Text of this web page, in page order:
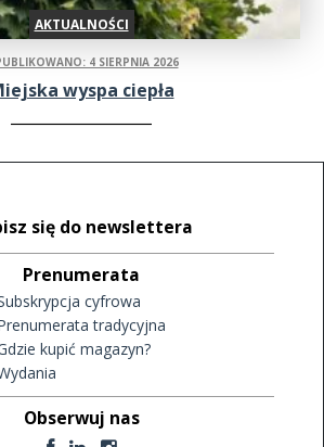
AKTUALNOŚCI
4 SIERPNIA 2026
wyspa ciepła
się do newslettera
Prenumerata
cyfrowa
tradycyjna
kupić magazyn?
Obserwuj nas